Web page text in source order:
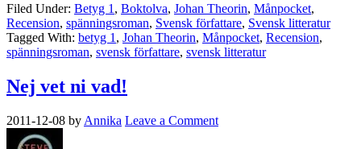
Filed Under: Betyg 1 , Boktolva, Johan Theorin, Månpocket,
Recension, spänningsroman, Svensk författare, Svensk litteratur
Tagged With: betyg 1 , Johan Theorin, Månpocket, Recension,
spänningsroman, svensk författare, svensk litteratur
Nej vet ni vad!
2011-12-08 by Annika Leave a Comment